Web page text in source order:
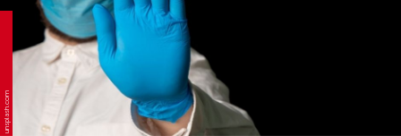
unsplash.com